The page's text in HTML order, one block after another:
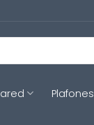
Plafones